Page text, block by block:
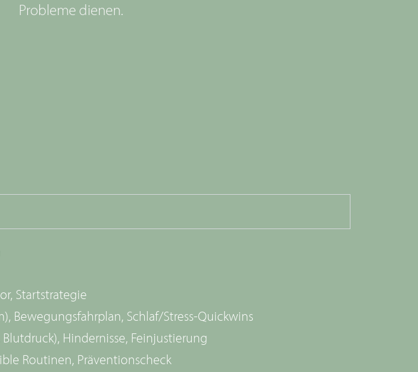
Probleme dienen.
Startstrategie
Bewegungsfahrplan, Schlaf/Stress-Quickwins
Hindernisse, Feinjustierung
Routinen, Präventionscheck